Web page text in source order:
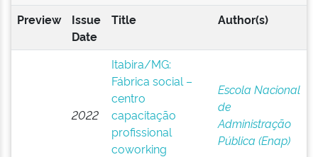
Preview
Issue
Date
Title Author(s)
2022
Itabira/MG:
Fábrica social –
centro
capacitação
profissional
coworking
Escola Nacional
de
Administração
Pública (Enap)